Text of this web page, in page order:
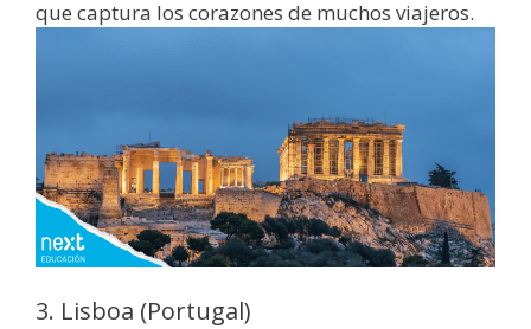
que captura los corazones de muchos viajeros.
3. Lisboa (Portugal)